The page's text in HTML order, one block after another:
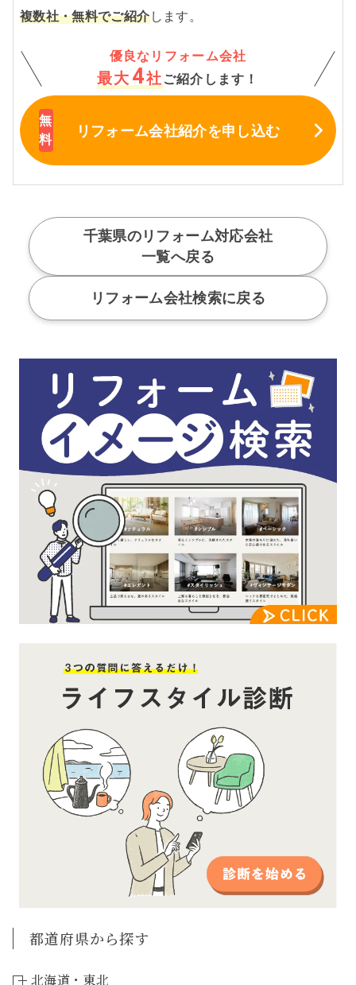
複数社・無料でご紹介します。
優良なリフォーム会社
最大 4社 ご紹介します！
リフォーム会社紹介を申し込む
千葉県のリフォーム対応会社
一覧へ戻る
リフォーム会社検索に戻る
都道府県から探す
北海道・東北